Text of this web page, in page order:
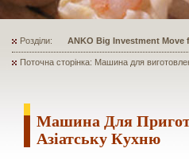
Розділи: ANKO's Food Processing
Поточна сторінка: Машина для
Машина Для
Азіатську Кухню